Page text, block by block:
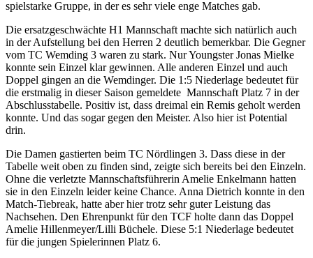
spielstarke Gruppe, in der es sehr viele enge Matches gab.
Die ersatzgeschwächte H1 Mannschaft machte sich natürlich auch
in der Aufstellung bei den Herren 2 deutlich bemerkbar. Die Gegner
vom TC Wemding 3 waren zu stark. Nur Youngster Jonas Mielke
konnte sein Einzel klar gewinnen. Alle anderen Einzel und auch
Doppel gingen an die Wemdinger. Die 1:5 Niederlage bedeutet für
die erstmalig in dieser Saison gemeldete Mannschaft Platz 7 in der
Abschlusstabelle. Positiv ist, dass dreimal ein Remis geholt werden
konnte. Und das sogar gegen den Meister. Also hier ist Potential
drin.
Die Damen gastierten beim TC Nördlingen 3. Dass diese in der
Tabelle weit oben zu finden sind, zeigte sich bereits bei den Einzeln.
Ohne die verletzte Mannschaftsführerin Amelie Enkelmann hatten
sie in den Einzeln leider keine Chance. Anna Dietrich konnte in den
Match-Tiebreak, hatte aber hier trotz sehr guter Leistung das
Nachsehen. Den Ehrenpunkt für den TCF holte dann das Doppel
Amelie Hillenmeyer/Lilli Büchele. Diese 5:1 Niederlage bedeutet
für die jungen Spielerinnen Platz 6.